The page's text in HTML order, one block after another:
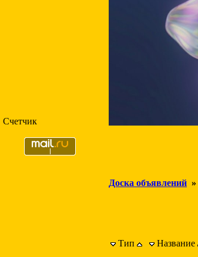
Счетчик
Доска объявлений »
Тип
Название